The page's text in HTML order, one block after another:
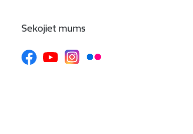
Sekojiet mums